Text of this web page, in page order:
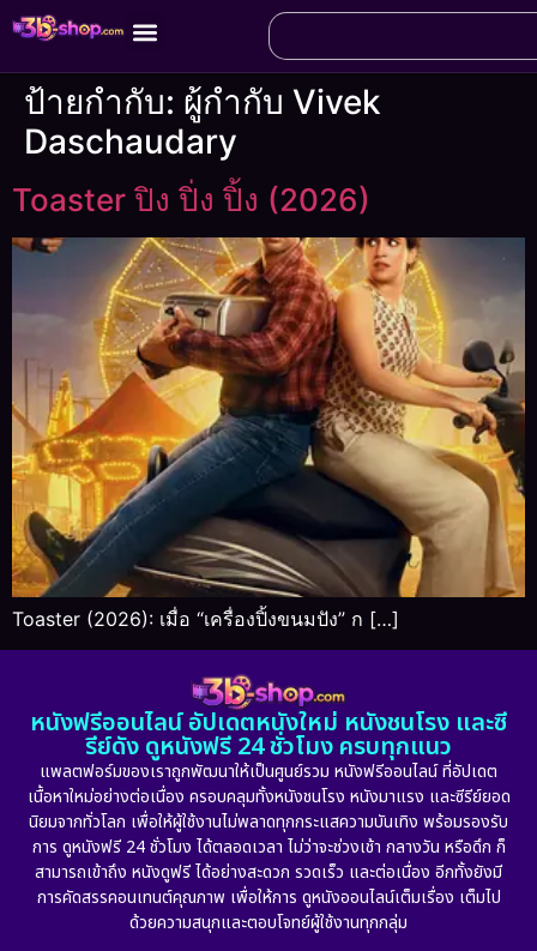
ป้ายกำกับ: ผู้กำกับ Vivek
Daschaudary
Toaster ปิง ปิ่ง ปิ้ง (2026)
Toaster (2026): เมื่อ “เครื่องปิ้งขนมปัง” ก […]
หนังฟรีออนไลน์ อัปเดตหนังใหม่ หนังชนโรง และซี
รีย์ดัง ดูหนังฟรี 24 ชั่วโมง ครบทุกแนว
แพลตฟอร์มของเราถูกพัฒนาให้เป็นศูนย์รวม หนังฟรีออนไลน์ ที่อัปเดต
เนื้อหาใหม่อย่างต่อเนื่อง ครอบคลุมทั้งหนังชนโรง หนังมาแรง และซีรีย์ยอด
นิยมจากทั่วโลก เพื่อให้ผู้ใช้งานไม่พลาดทุกกระแสความบันเทิง พร้อมรองรับ
การ ดูหนังฟรี 24 ชั่วโมง ได้ตลอดเวลา ไม่ว่าจะช่วงเช้า กลางวัน หรือดึก ก็
สามารถเข้าถึง หนังดูฟรี ได้อย่างสะดวก รวดเร็ว และต่อเนื่อง อีกทั้งยังมี
การคัดสรรคอนเทนต์คุณภาพ เพื่อให้การ ดูหนังออนไลน์เต็มเรื่อง เต็มไป
ด้วยความสนุกและตอบโจทย์ผู้ใช้งานทุกกลุ่ม